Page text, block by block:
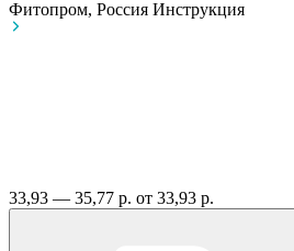
Фитопром, Россия Инструкция
33,93 — 35,77 р. от 33,93 р.